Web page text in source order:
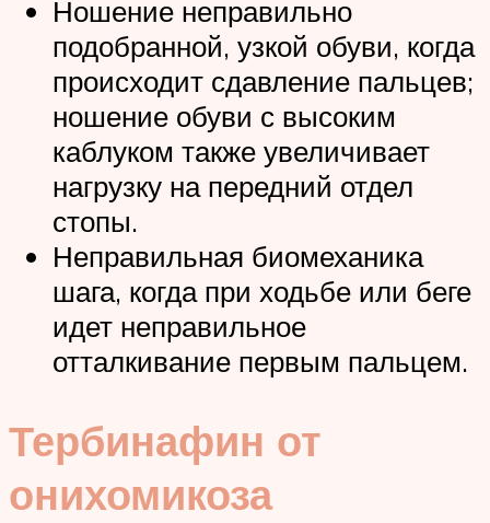
Ношение неправильно
подобранной, узкой обуви, когда
происходит сдавление пальцев;
ношение обуви с высоким
каблуком также увеличивает
нагрузку на передний отдел
стопы.
Неправильная биомеханика
шага, когда при ходьбе или беге
идет неправильное
отталкивание первым пальцем.
Тербинафин от
онихомикоза